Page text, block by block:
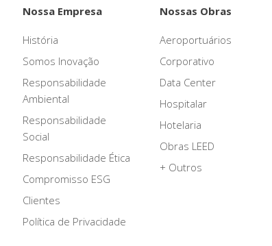
Nossa Empresa
História
Somos Inovação
Responsabilidade
Ambiental
Responsabilidade
Social
Responsabilidade Ética
Compromisso ESG
Clientes
Política de Privacidade
Nossas Obras
Aeroportuários
Corporativo
Data Center
Hospitalar
Hotelaria
Obras LEED
+ Outros